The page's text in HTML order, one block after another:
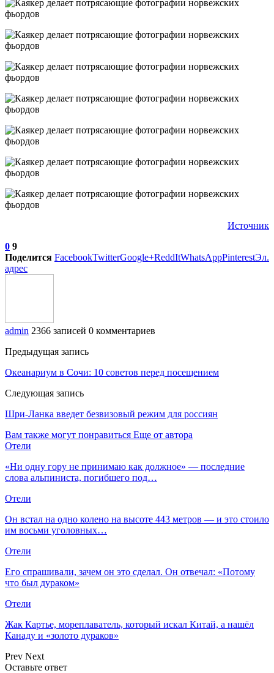
Источник
0 9
Поделится FacebookTwitterGoogle+ReddItWhatsAppPinterestЭл.
адрес
admin 2366 записей 0 комментариев
Предыдущая запись
Океанариум в Сочи: 10 советов перед посещением
Следующая запись
Шри-Ланка введет безвизовый режим для россиян
Вам также могут понравиться Еще от автора
Отели
«Ни одну гору не принимаю как должное» — последние
слова альпиниста, погибшего под…
Отели
Он встал на одно колено на высоте 443 метров — и это стоило
им восьми уголовных…
Отели
Его спрашивали, зачем он это сделал. Он отвечал: «Потому
что был дураком»
Отели
Жак Картье, мореплаватель, который искал Китай, а нашёл
Канаду и «золото дураков»
Prev Next
Оставьте ответ